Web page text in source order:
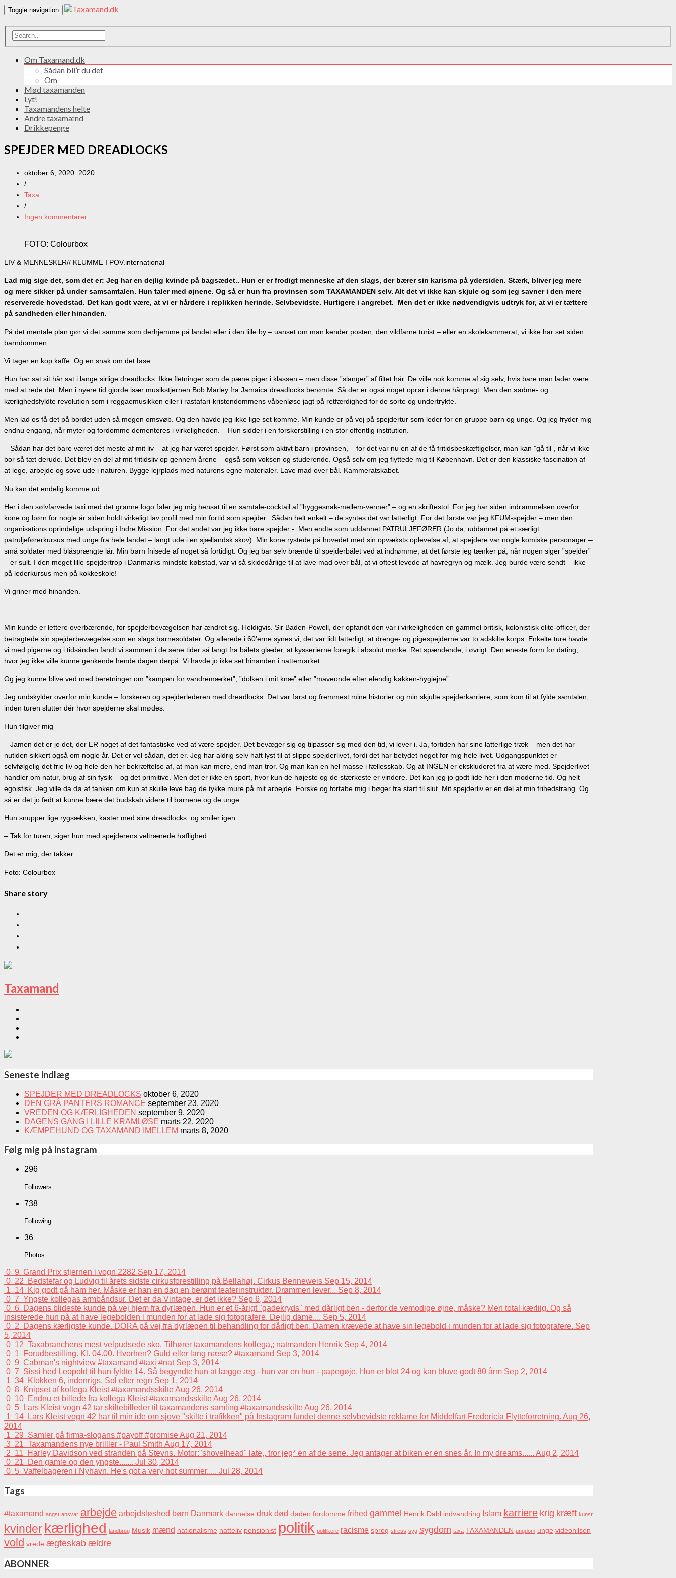
Toggle navigation
Om Taxamand.dk
Sådan bli’r du det
Om
Mød taxamanden
Lyt!
Taxamandens helte
Andre taxamænd
Drikkepenge
SPEJDER MED DREADLOCKS
oktober 6, 2020. 2020
/
Taxa
/
Ingen kommentarer
FOTO: Colourbox
LIV & MENNESKER// KLUMME I POV.international
Lad mig sige det, som det er: Jeg har en dejlig kvinde på bagsædet.. Hun er er frodigt menneske af den slags, der bærer sin karisma på ydersiden. Stærk, bliver jeg mere
og mere sikker på under samsamtalen. Hun taler med øjnene. Og så er hun fra provinsen som TAXAMANDEN selv. Alt det vi ikke kan skjule og som jeg savner i den mere
reserverede hovedstad. Det kan godt være, at vi er hårdere i replikken herinde. Selvbevidste. Hurtigere i angrebet. Men det er ikke nødvendigvis udtryk for, at vi er tættere
på sandheden eller hinanden.
På det mentale plan gør vi det samme som derhjemme på landet eller i den lille by – uanset om man kender posten, den vildfarne turist – eller en skolekammerat, vi ikke har set siden
barndommen:
Vi tager en kop kaffe. Og en snak om det løse.
Hun har sat sit hår sat i lange sirlige dreadlocks. Ikke fletninger som de pæne piger i klassen – men disse ”slanger” af filtet hår. De ville nok komme af sig selv, hvis bare man lader være
med at rede det. Men i nyere tid gjorde især musikstjernen Bob Marley fra Jamaica dreadlocks berømte. Så der er også noget oprør i denne hårpragt. Men den sødme- og
kærlighedsfyldte revolution som i reggaemusikken eller i rastafari-kristendommens våbenløse jagt på retfærdighed for de sorte og undertrykte.
Men lad os få det på bordet uden så megen omsvøb. Og den havde jeg ikke lige set komme. Min kunde er på vej på spejdertur som leder for en gruppe børn og unge. Og jeg fryder mig
endnu engang, når myter og fordomme dementeres i virkeligheden. – Hun sidder i en forskerstilling i en stor offentlig institution.
– Sådan har det bare været det meste af mit liv – at jeg har været spejder. Først som aktivt barn i provinsen, – for det var nu en af de få fritidsbeskæftigelser, man kan ”gå til”, når vi ikke
bor så tæt derude. Det blev en del af mit fritidsliv op gennem årene – også som voksen og studerende. Også selv om jeg flyttede mig til København. Det er den klassiske fascination af
at lege, arbejde og sove ude i naturen. Bygge lejrplads med naturens egne materialer. Lave mad over bål. Kammeratskabet.
Nu kan det endelig komme ud.
Her i den sølvfarvede taxi med det grønne logo føler jeg mig hensat til en samtale-cocktail af ”hyggesnak-mellem-venner” – og en skriftestol. For jeg har siden indrømmelsen overfor
kone og børn for nogle år siden holdt virkeligt lav profil med min fortid som spejder. Sådan helt enkelt – de syntes det var latterligt. For det første var jeg KFUM-spejder – men den
organisations oprindelige udspring i Indre Mission. For det andet var jeg ikke bare spejder -. Men endte som uddannet PATRULJEFØRER (Jo da, uddannet på et særligt
patruljeførerkursus med unge fra hele landet – langt ude i en sjællandsk skov). Min kone rystede på hovedet med sin opvæksts oplevelse af, at spejdere var nogle komiske personager –
små soldater med blåsprængte lår. Min børn fnisede af noget så fortidigt. Og jeg bar selv brænde til spejderbålet ved at indrømme, at det første jeg tænker på, når nogen siger ”spejder”
– er sult. I den meget lille spejdertrop i Danmarks mindste købstad, var vi så skidedårlige til at lave mad over bål, at vi oftest levede af havregryn og mælk. Jeg burde være sendt – ikke
på lederkursus men på kokkeskole!
Vi griner med hinanden.
Min kunde er lettere overbærende, for spejderbevægelsen har ændret sig. Heldigvis. Sir Baden-Powell, der opfandt den var i virkeligheden en gammel britisk, kolonistisk elite-officer, der
betragtede sin spejderbevægelse som en slags børnesoldater. Og allerede i 60’erne synes vi, det var lidt latterligt, at drenge- og pigespejderne var to adskilte korps. Enkelte ture havde
vi med pigerne og i tidsånden fandt vi sammen i de sene tider så langt fra bålets glæder, at kysserierne foregik i absolut mørke. Ret spændende, i øvrigt. Den eneste form for dating,
hvor jeg ikke ville kunne genkende hende dagen derpå. Vi havde jo ikke set hinanden i nattemørket.
Og jeg kunne blive ved med beretninger om ”kampen for vandremærket”, ”dolken i mit knæ” eller ”maveonde efter elendig køkken-hygiejne”.
Jeg undskylder overfor min kunde – forskeren og spejderlederen med dreadlocks. Det var først og fremmest mine historier og min skjulte spejderkarriere, som kom til at fylde samtalen,
inden turen slutter dér hvor spejderne skal mødes.
Hun tilgiver mig
– Jamen det er jo det, der ER noget af det fantastiske ved at være spejder. Det bevæger sig og tilpasser sig med den tid, vi lever i. Ja, fortiden har sine latterlige træk – men det har
nutiden sikkert også om nogle år. Det er vel sådan, det er. Jeg har aldrig selv haft lyst til at slippe spejderlivet, fordi det har betydet noget for mig hele livet. Udgangspunktet er
selvfølgelig det frie liv og hele den her bekræftelse af, at man kan mere, end man tror. Og man kan en hel masse i fællesskab. Og at INGEN er ekskluderet fra at være med. Spejderlivet
handler om natur, brug af sin fysik – og det primitive. Men det er ikke en sport, hvor kun de højeste og de stærkeste er vindere. Det kan jeg jo godt lide her i den moderne tid. Og helt
egoistisk. Jeg ville da dø af tanken om kun at skulle leve bag de tykke mure på mit arbejde. Forske og fortabe mig i bøger fra start til slut. Mit spejderliv er en del af min frihedstrang. Og
så er det jo fedt at kunne bære det budskab videre til børnene og de unge.
Hun snupper lige rygsækken, kaster med sine dreadlocks. og smiler igen
– Tak for turen, siger hun med spejderens veltrænede høflighed.
Det er mig, der takker.
Foto: Colourbox
Share story
Taxamand
Seneste indlæg
SPEJDER MED DREADLOCKS oktober 6, 2020
DEN GRÅ PANTERS ROMANCE september 23, 2020
VREDEN OG KÆRLIGHEDEN september 9, 2020
DAGENS GANG I LILLE KRAMLØSE marts 22, 2020
KÆMPEHUND OG TAXAMAND IMELLEM marts 8, 2020
Følg mig på instagram
296
Followers
738
Following
36
Photos
0 9 Grand Prix stjernen i vogn 2282 Sep 17, 2014
0 22 Bedstefar og Ludvig til årets sidste cirkusforestilling på Bellahøj. Cirkus Benneweis Sep 15, 2014
1 14 Kig godt på ham her. Måske er han en dag en berømt teaterinstruktør. Drømmen lever... Sep 8, 2014
0 7 Yngste kollegas armbåndsur. Det er da Vintage, er det ikke? Sep 6, 2014
0 6 Dagens blideste kunde på vej hjem fra dyrlægen. Hun er et 6-årigt "gadekryds" med dårligt ben - derfor de vemodige øjne, måske? Men total kærliig. Og så
insisterede hun på at have legebolden i munden for at lade sig fotografere. Dejlig dame.... Sep 5, 2014
0 2 Dagens kærligste kunde. DORA på vej fra dyrlægen til behandling for dårligt ben. Damen krævede at have sin legebold i munden for at lade sig fotografere. Sep
5, 2014
0 12 Taxabranchens mest velpudsede sko. Tilhører taxamandens kollega,; natmanden Henrik Sep 4, 2014
0 1 Forudbestilling. Kl. 04.00. Hvorhen? Guld eller lang næse? #taxamand Sep 3, 2014
0 9 Cabman's nightview #taxamand #taxi #nat Sep 3, 2014
0 7 Sissi hed Leopold til hun fyldte 14. Så begyndte hun at lægge æg - hun var en hun - papegøje. Hun er blot 24 og kan bluve godt 80 årm Sep 2, 2014
1 34 Klokken 6, indenrigs. Sol efter regn Sep 1, 2014
0 8 Knipset af kollega Kleist #taxamandsskilteAug 26, 2014
0 10 Endnu et billede fra kollega Kleist #taxamandsskilteAug 26, 2014
0 5 Lars Kleist vogn 42 tar skiltebilleder til taxamandens samling #taxamandsskilteAug 26, 2014
1 14 Lars Kleist vogn 42 har til min ide om sjove "skilte i trafikken" på Instagram fundet denne selvbevidste reklame for Middelfart Fredericia Flytteforretning. Aug 26,
2014
1 29 Samler på firma-slogans #payoff #promiseAug 21, 2014
3 21 Taxamandens nye brilller - Paul Smith Aug 17, 2014
2 11 Harley Davidson ved stranden på Stevns. Motor:"shovelhead" late,, tror jeg* en af de sene. Jeg antager at biken er en snes år. In my dreams...... Aug 2, 2014
0 21 Den gamle og den yngste....... Jul 30, 2014
0 5 Vaffelbageren i Nyhavn. He's got a very hot summer..... Jul 28, 2014
Tags
#taxamand angst ansvar arbejde arbejdsløshed børn Danmark dannelse druk død døden fordomme frihed gammel Henrik Dahl indvandring Islam karriere krig kræft kunst
kvinder kærlighed landbrug Musik mænd nationalisme natteliv pensionist politik politikere racisme sprog stress syg sygdom taxa TAXAMANDEN ungdom unge videohilsen
vold vrede ægteskabældre
ABONNER